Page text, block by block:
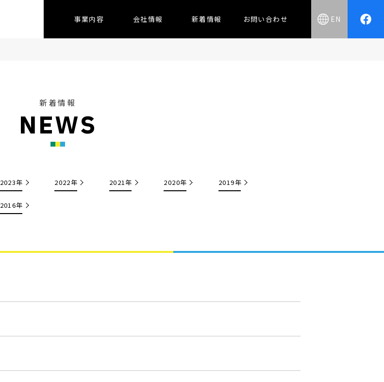
事業内容 会社情報 新着情報 お問い合わせ EN
新着情報
NEWS
2023年 2022年 2021年 2020年 2019年
2016年